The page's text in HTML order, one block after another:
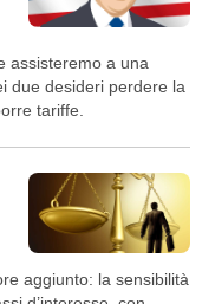
assisteremo a una
due desideri perdere la
tariffe.
aggiunto: la sensibilità